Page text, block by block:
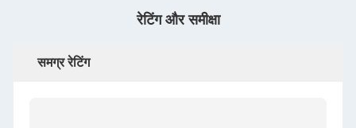
रेटिंग और समीक्षा
समग्र रेटिंग